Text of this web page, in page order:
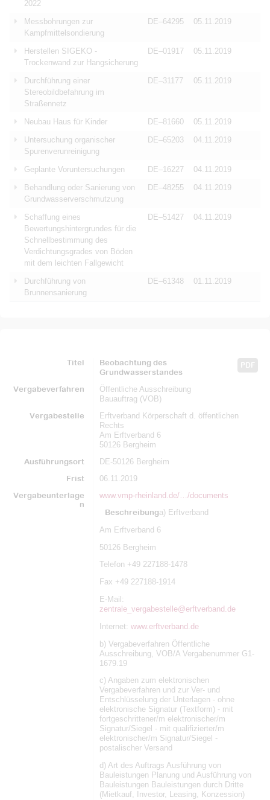
2022
Messbohrungen zur
Kampfmittelsondierung
DE–64295 05.11.2019
Herstellen SIGEKO -
Trockenwand zur Hangsicherung
DE–01917 05.11.2019
Durchführung einer
Stereobildbefahrung im
Straßennetz
DE–31177 05.11.2019
Neubau Haus für Kinder DE–81660
05.11.2019
Untersuchung organischer
Spurenverunreinigung
DE–65203 04.11.2019
Geplante Voruntersuchungen DE–16227
04.11.2019
Behandlung oder Sanierung von
Grundwasserverschmutzung
DE–48255 04.11.2019
Schaffung eines
Bewertungshintergrundes für die
Schnellbestimmung des
Verdichtungsgrades von Böden
mit dem leichten Fallgewicht
DE–51427 04.11.2019
Durchführung von
Brunnensanierung
DE–61348 01.11.2019
Titel PDF
Beobachtung des
Grundwasserstandes
Vergabeverfahren
Öffentliche Ausschreibung
Bauauftrag (VOB)
Vergabestelle
Erftverband Körperschaft d. öffentlichen
Rechts
Am Erftverband 6
50126 Bergheim
Ausführungsort
DE-50126 Bergheim
Frist
06.11.2019
Vergabeunterlage
n
www.vmp-rheinland.de/…/documents
Beschreibunga) Erftverband
Am Erftverband 6
50126 Bergheim
Telefon +49 227188-1478
Fax +49 227188-1914
E-Mail:
zentrale_vergabestelle@erftverband.de
Internet: www.erftverband.de
b) Vergabeverfahren Öffentliche
Ausschreibung, VOB/A Vergabenummer G1-
1679.19
c) Angaben zum elektronischen
Vergabeverfahren und zur Ver- und
Entschlüsselung der Unterlagen - ohne
elektronische Signatur (Textform) - mit
fortgeschrittener/m elektronischer/m
Signatur/Siegel - mit qualifizierter/m
elektronischer/m Signatur/Siegel -
postalischer Versand
d) Art des Auftrags Ausführung von
Bauleistungen Planung und Ausführung von
Bauleistungen Bauleistungen durch Dritte
(Mietkauf, Investor, Leasing, Konzession)